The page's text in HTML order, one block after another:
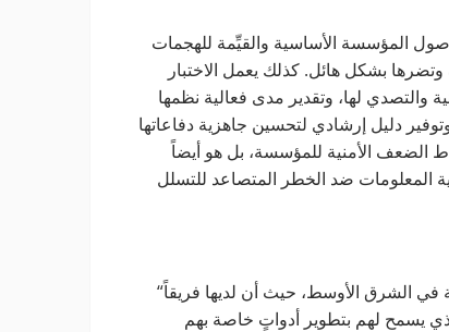
المؤسسة الأساسية والقيِّمة للهجمات
بشكل هائل. كذلك يعمل الاختبار
والتصدي لها، وتقدير مدى فعالية نظمها
دليل إرشادي لتحسين جاهزية دفاعاتها
الضعف الأمنية للمؤسسة، بل هو أيضاً
المعلومات ضد الخطر المتصاعد للتسلل
“هلب اي جي” من الشركات الرائدة التي تقدم تقييم الفريق الأحمر كخدمة في الشرق الأوسط، حيث أن لديها فريقاً
يسمح لهم بتطوير أدواتٍ خاصة بهم